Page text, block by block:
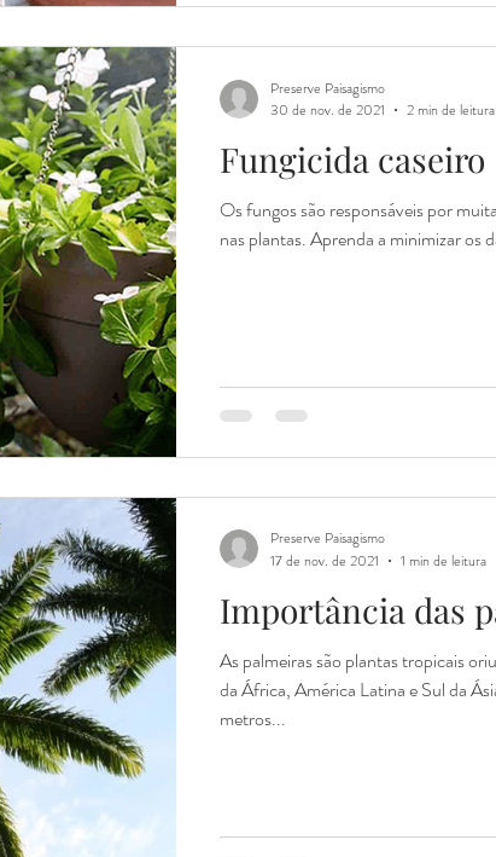
Fungicida caseiro
Os fungos são responsáveis por
nas plantas. Aprenda a minimizar os
Preserve Paisagismo
30 de nov. de 2021
2 min de leitura
Importância das
As palmeiras são plantas tropicais
da África, América Latina e Sul da
metros...
Preserve Paisagismo
17 de nov. de 2021
1 min de leitura